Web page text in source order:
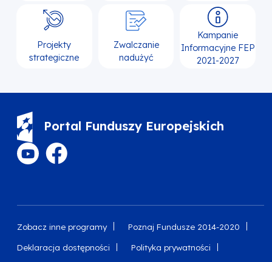
Projekty
strategiczne
Zwalczanie
nadużyć
Kampanie
Informacyjne FEP
2021-2027
Portal Funduszy Europejskich
Zobacz inne programy Poznaj Fundusze 2014-2020
Deklaracja dostępności Polityka prywatności